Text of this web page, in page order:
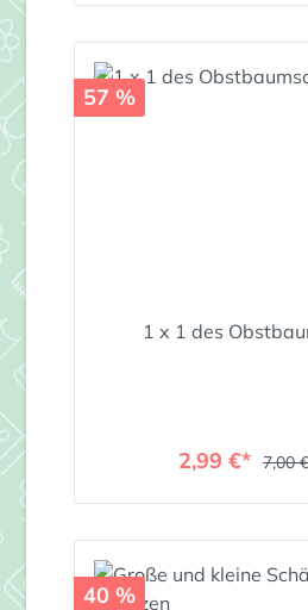
57 %
1 x 1 des
2,99 €* 7,00 €
40 %